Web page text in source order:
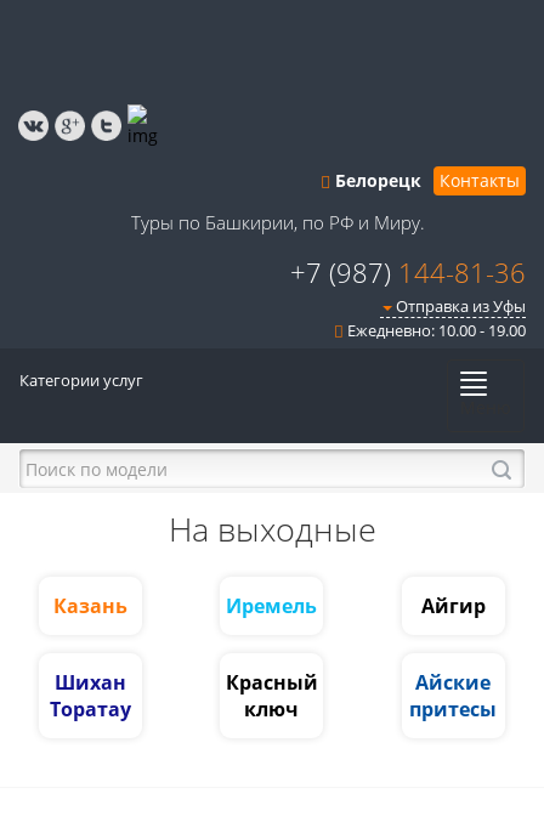
Белорецк Контакты
Туры по Башкирии, по РФ и Миру.
+7 (987) 144-81-36
Отправка из Уфы
Ежедневно: 10.00 - 19.00
Категории услуг
На выходные
Казань Иремель Айгир
Шихан
Торатау
Красный
ключ
Айские
притесы